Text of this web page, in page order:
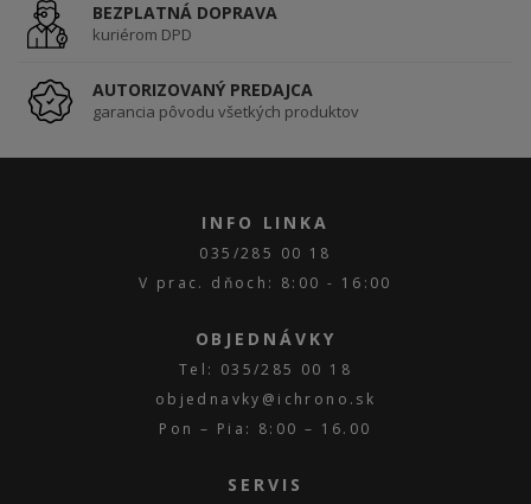
BEZPLATNÁ DOPRAVA
kuriérom DPD
AUTORIZOVANÝ PREDAJCA
garancia pôvodu všetkých produktov
INFO LINKA
035/285 00 18
V prac. dňoch: 8:00 - 16:00
OBJEDNÁVKY
Tel: 035/285 00 18
objednavky@ichrono.sk
Pon – Pia: 8:00 – 16.00
SERVIS